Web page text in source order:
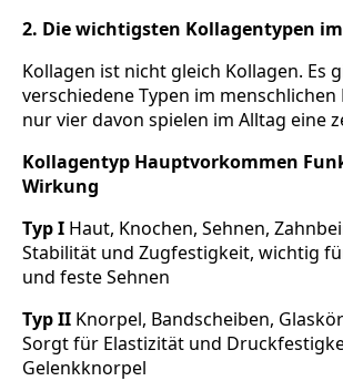
2. Die wichtigsten Kollagentypen
Kollagen ist nicht gleich Kollagen. Es
verschiedene Typen im menschlichen
nur vier davon spielen im Alltag eine
Kollagentyp Hauptvorkommen
Wirkung
Typ I Haut, Knochen, Sehnen,
Stabilität und Zugfestigkeit, wichtig
und feste Sehnen
Typ II Knorpel, Bandscheiben,
Sorgt für Elastizität und
Gelenkknorpel